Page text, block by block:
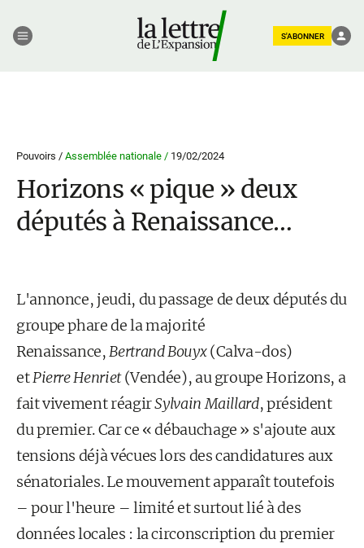
S'ABONNER
Pouvoirs / Assemblée nationale / 19/02/2024
Horizons « pique » deux
députés à Renaissance…
L'annonce, jeudi, du passage de deux députés du
groupe phare de la majorité
Renaissance,Bertrand Bouyx(Calva-dos)
etPierre Henriet(Vendée), au groupe Horizons, a
fait vivement réagirSylvain Maillard, président
du premier. Car ce « débauchage » s'ajoute aux
tensions déjà vécues lors des candidatures aux
sénatoriales. Le mouvement apparaît toutefois
– pour l'heure – limité et surtout lié à des
données locales : la circonscription du premier